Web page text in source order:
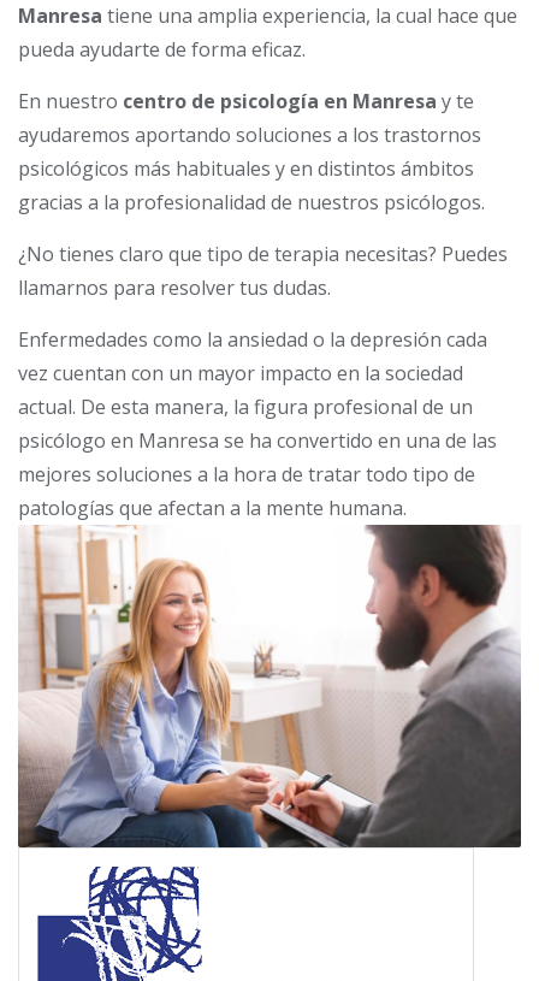
Manresa tiene una amplia experiencia, la cual hace que
pueda ayudarte de forma eficaz.
En nuestro centro de psicología en Manresa y te
ayudaremos aportando soluciones a los trastornos
psicológicos más habituales y en distintos ámbitos
gracias a la profesionalidad de nuestros psicólogos.
¿No tienes claro que tipo de terapia necesitas? Puedes
llamarnos para resolver tus dudas.
Enfermedades como la ansiedad o la depresión cada
vez cuentan con un mayor impacto en la sociedad
actual. De esta manera, la figura profesional de un
psicólogo en Manresa se ha convertido en una de las
mejores soluciones a la hora de tratar todo tipo de
patologías que afectan a la mente humana.